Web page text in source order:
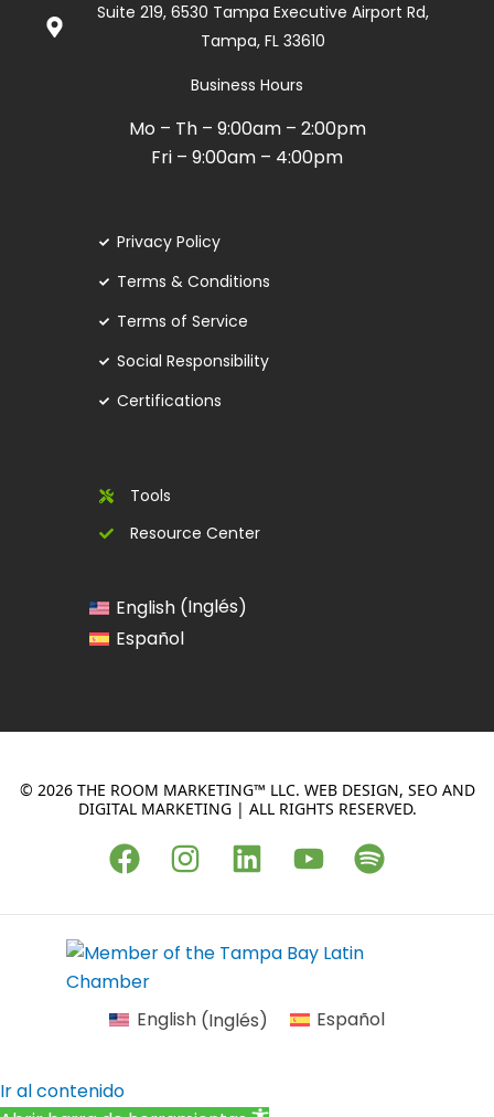
5
Suite 219, 6530 Tampa Executive Airport Rd,
Tampa, FL 33610
Business Hours
Mo – Th – 9:00am – 2:00pm
Fri – 9:00am – 4:00pm
Privacy Policy
Terms & Conditions
Terms of Service
Social Responsibility
Certifications
Tools
Resource Center
English (Inglés)
Español
© 2026 THE ROOM MARKETING™ LLC. WEB DESIGN, SEO AND
DIGITAL MARKETING | ALL RIGHTS RESERVED.
F
a
c
e
b
o
o
I
n
s
t
g
r
m
L
i
n
k
e
d
i
Y
o
u
t
u
b
e
S
p
o
f
y
English(Inglés) Español
Ir al contenido